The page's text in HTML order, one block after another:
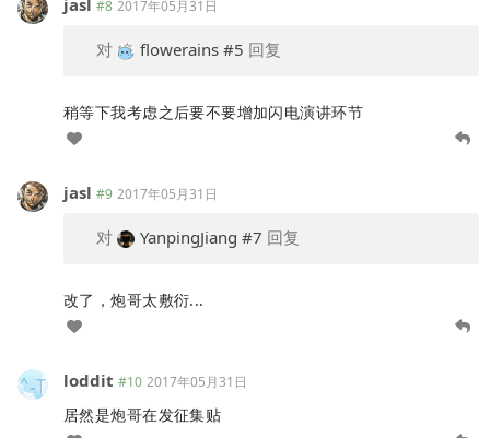
#8 2017年05月31日
对 flowerains #5 回复
稍等下我考虑之后要不要增加闪电演讲环节
jasl #9 2017年05月31日
对 YanpingJiang #7 回复
改了，炮哥太敷衍...
loddit #10 2017年05月31日
居然是炮哥在发征集贴